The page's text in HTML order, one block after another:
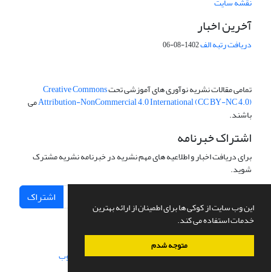
این وب سایت از کوکی ها برای اطمینان از ارائه بهترین
خدمات استفاده می کند.
متوجه شدم
آخرین اخبار
دریافت رتبه الف1402-08-06
تمامی مقالات نشریه نوآوری های آموزشی تحتCreative Commons
Attribution-NonCommercial 4.0 International (CC BY-NC 4.0)می
باشند.
اشتراک خبرنامه
برای دریافت اخبار و اطلاعیه های مهم نشریه در خبرنامه نشریه مشترک
شوید.
اشتراک
سامانه مدیریت نشریات علمی.طراحی و پیاده سازی از سیناوب